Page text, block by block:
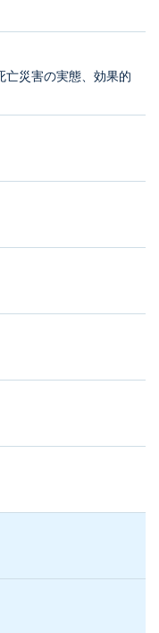
亡災害の実態、効果的